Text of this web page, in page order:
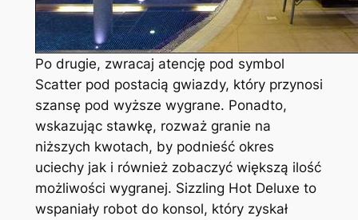
Po drugie, zwracaj atencję pod symbol
Scatter pod postacią gwiazdy, który przynosi
szansę pod wyższe wygrane. Ponadto,
wskazując stawkę, rozważ granie na
niższych kwotach, by podnieść okres
uciechy jak i również zobaczyć większą ilość
możliwości wygranej. Sizzling Hot Deluxe to
wspaniały robot do konsol, który zyskał